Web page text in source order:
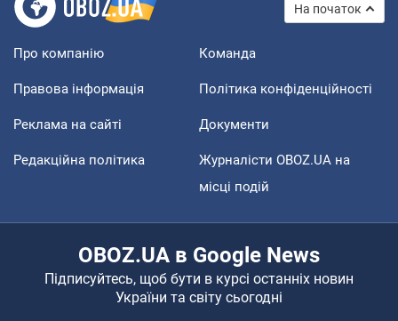
На початок
Про компанію Команда
Правова інформація Політика конфіденційності
Реклама на сайті Документи
Редакційна політика
Журналісти OBOZ.UA на
місці подій
OBOZ.UA в Google News
Підписуйтесь, щоб бути в курсі останніх новин
України та світу сьогодні